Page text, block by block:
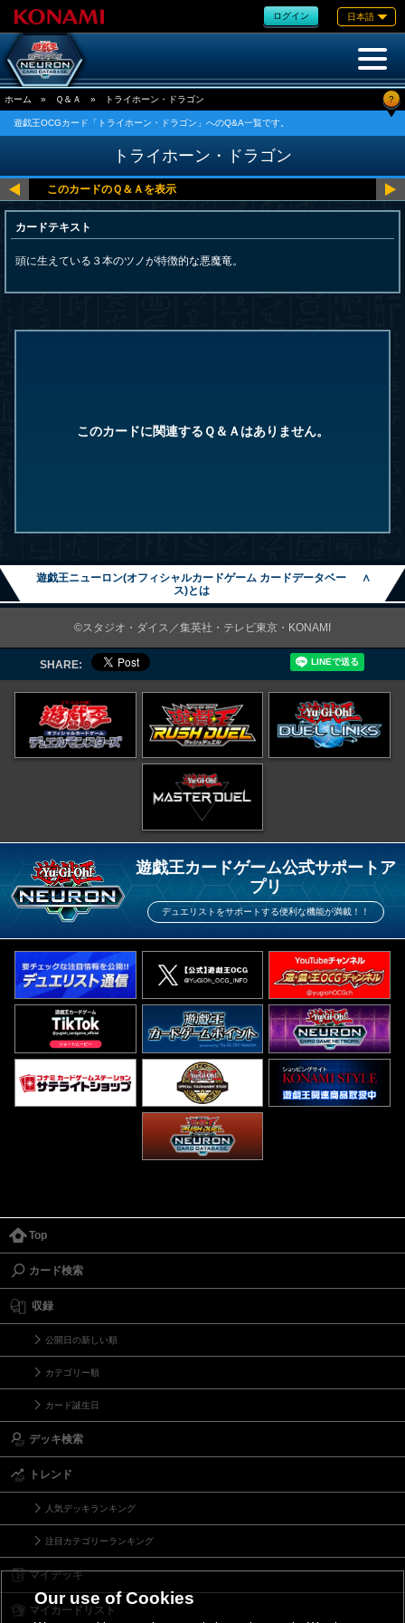
ログイン 日本語
ホーム » Ｑ＆Ａ » トライホーン・ドラゴン ?
遊戯王OCGカード「トライホーン・ドラゴン」へのQ&A一覧です。
トライホーン・ドラゴン
カードテキスト
頭に生えている３本のツノが特徴的な悪魔竜。
このカードに関連するＱ＆Ａはありません。
遊戯王ニューロン(オフィシャルカードゲーム カードデータベー
ス)とは
∧
©スタジオ・ダイス／集英社・テレビ東京・KONAMI
SHARE:
遊戯王カードゲーム公式サポートア
プリ
デュエリストをサポートする便利な機能が満載！！
Top
カード検索
収録
公開日の新しい順
カテゴリー順
カード誕生日
デッキ検索
トレンド
人気デッキランキング
注目カテゴリーランキング
マイデッキ
マイカードリスト
Our use of Cookies